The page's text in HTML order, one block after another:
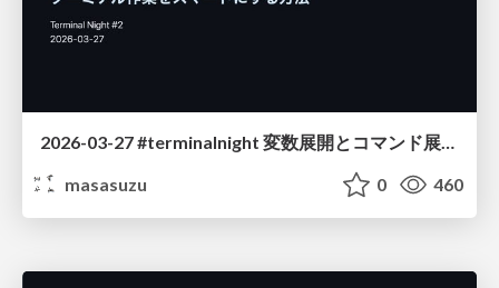
2026-03-27 #terminalnight 変数展開とコマンド展開でターミナル作業をスマートにする方法
masasuzu
0 460